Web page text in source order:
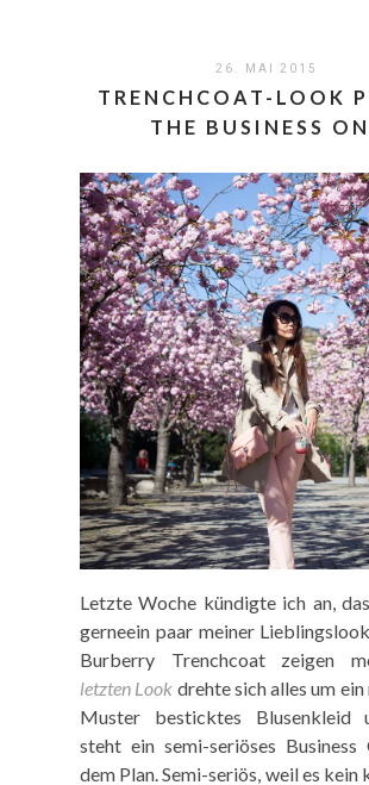
26. MAI 2015
TRENCHCOAT-LOOK
THE BUSINESS
Letzte Woche kündigte ich an,
gerneein paar meiner
Burberry Trenchcoat zeigen
letzten Look drehte sich alles um
Muster besticktes Blusenkleid
steht ein semi-seriöses
dem Plan. Semi-seriös, weil es kein